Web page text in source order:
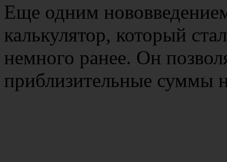
Еще одним
калькулятор, который
немного ранее. Он
приблизительные суммы